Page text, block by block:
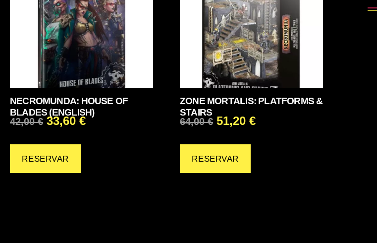
NECROMUNDA: HOUSE OF
BLADES (ENGLISH)
42,00€ 33,60 €
RESERVAR
ZONE MORTALIS: PLATFORMS &
STAIRS
64,00€ 51,20 €
RESERVAR